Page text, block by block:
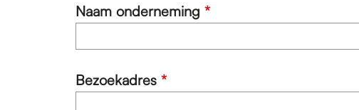
Naam onderneming *v
e
r
Bezoekadres *v
e